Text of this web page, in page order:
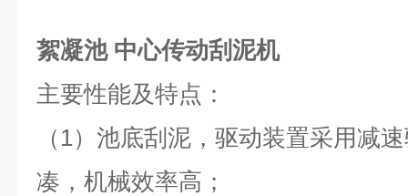
絮凝池 中心传动刮泥机
主要性能及特点：
（1）池底刮泥，驱动装置采用减
凑，机械效率高；